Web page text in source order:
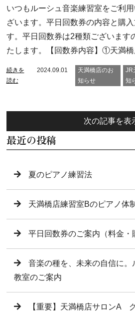
いつもルーシュ音楽練習室をご利
ざいます。平日回数券の内容と購
す。平日回数券は2種類ございます
たします。【回数券内容】①天満橋
続きを
読む
2024.09.01
天満橋店のお
知らせ
JR
知
次の記事を表
最近の投稿
夏のピアノ練習法
天満橋店練習室Bのピアノ体
平日回数券のご案内（料金・
音楽の種を、未来の自信に。
教室のご案内
【重要】天満橋店サロンA